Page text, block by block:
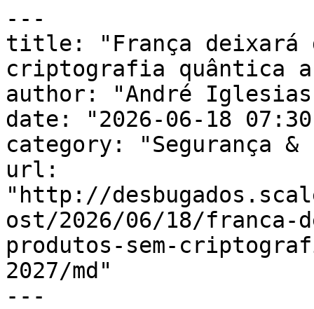
---
title: "França deixará
criptografia quântica
author: "André
date: "2026-06-18
category: "Segurança
url:
"http://
ost/2026/06/18/
produtos-sem-
2027/md"
---